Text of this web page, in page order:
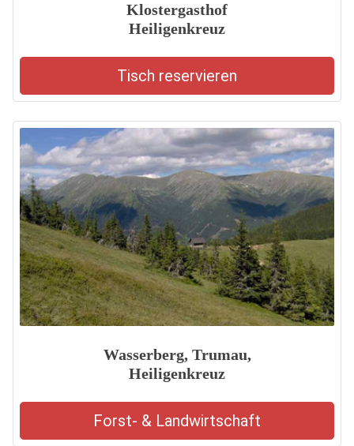
Klostergasthof
Heiligenkreuz
Tisch reservieren
Wasserberg, Trumau,
Heiligenkreuz
Forst- & Landwirtschaft